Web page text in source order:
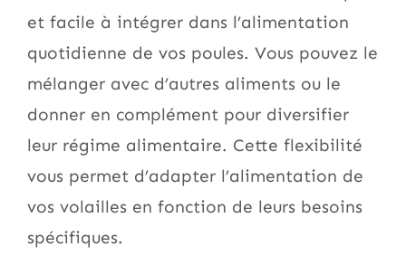
et facile à intégrer dans l’alimentation
quotidienne de vos poules. Vous pouvez le
mélanger avec d’autres aliments ou le
donner en complément pour diversifier
leur régime alimentaire. Cette flexibilité
vous permet d’adapter l’alimentation de
vos volailles en fonction de leurs besoins
spécifiques.